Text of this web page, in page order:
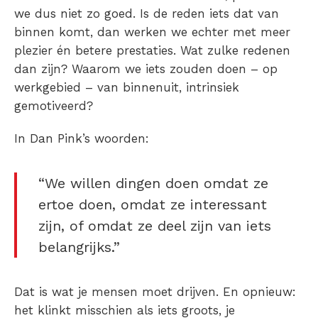
we dus niet zo goed. Is de reden iets dat van
binnen komt, dan werken we echter met meer
plezier én betere prestaties. Wat zulke redenen
dan zijn? Waarom we iets zouden doen – op
werkgebied – van binnenuit, intrinsiek
gemotiveerd?
In Dan Pink’s woorden:
“We willen dingen doen omdat ze
ertoe doen, omdat ze interessant
zijn, of omdat ze deel zijn van iets
belangrijks.”
Dat is wat je mensen moet drijven. En opnieuw:
het klinkt misschien als iets groots, je